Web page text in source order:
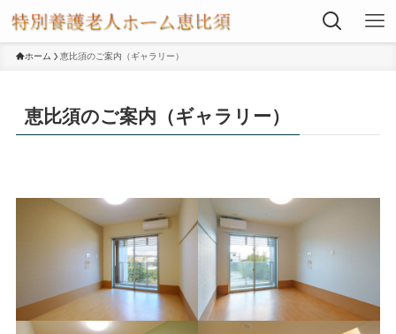
ホーム 恵比須のご案内（ギャラリー）
恵比須のご案内（ギャラリー）